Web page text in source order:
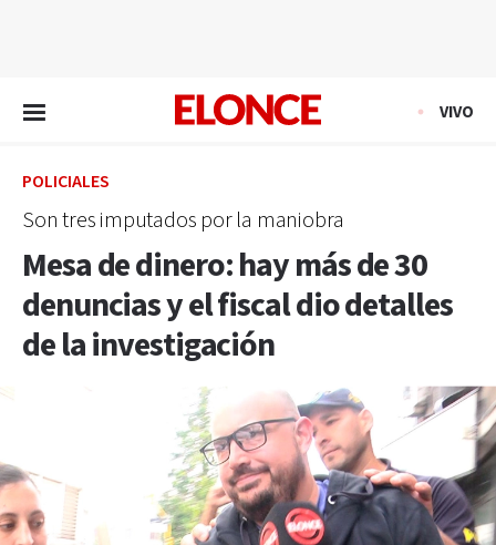
VIVO
POLICIALES
Son tres imputados por la maniobra
Mesa de dinero: hay más de 30
denuncias y el fiscal dio detalles
de la investigación